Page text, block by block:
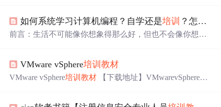
工程师，都能从中受益。 教材内容涵盖MIKE模型的核心概
念、结构与参数设置、应用案例以及高级技巧，特别包括
如何系统学习计算机编程？自学还是培训 ？怎么
前言：生活不可能像你想象得那么好，但也不会像你想象
咬着牙走了很长的路。 ——莫泊桑 在校生要找到好工作，
主要靠几个光环，学校光环、竞赛光环、项目光环、实习
VMware vSphere培训教材
VMware vSphere培训教材 【下载地址】VMwarevSphere培